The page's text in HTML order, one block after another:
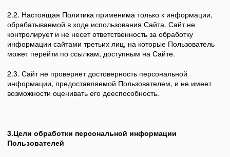
2.2. Настоящая Политика применима только к информации,
обрабатываемой в ходе использования Сайта. Сайт не
контролирует и не несет ответственность за обработку
информации сайтами третьих лиц, на которые Пользователь
может перейти по ссылкам, доступным на Сайте.
2.3. Сайт не проверяет достоверность персональной
информации, предоставляемой Пользователем, и не имеет
возможности оценивать его дееспособность.
3.Цели обработки персональной информации
Пользователей